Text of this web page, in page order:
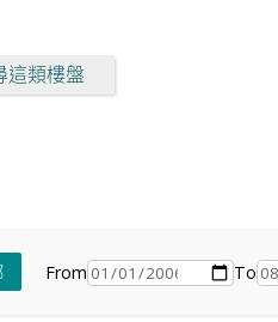
這類樓盤
From To